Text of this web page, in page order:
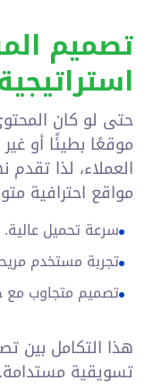
تصميم
حتى لو كان
موقعًا بطيئًا أو
العملاء، لذا
مواقع احترافية
سرعة تحميل عالية.
تجربة مستخدم
تصميم متجاوب مع
هذا التكامل بين
تسويقية مستدامة.